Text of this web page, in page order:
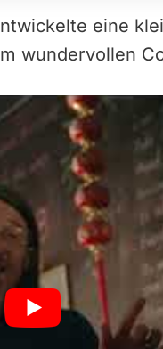
eine
wundervollen